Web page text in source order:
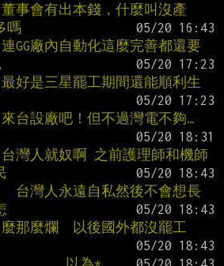
事會有出本錢，什麼叫沒產
嗎
GG廠內自動化這麼完善都還要
好是三星罷工期間還能順利生
台設廠吧！但不過灣電不夠…
灣人就奴啊 之前護理師和機師
台灣人永遠自私然後不會想長
那麼爛  以後國外都沒罷工